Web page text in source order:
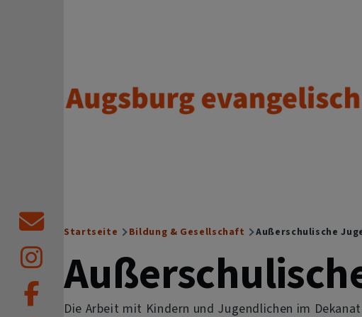
Augsburg evangelisch.
Breadcrumb
Startseite Bildung & Gesellschaft Außerschulische
Die Arbeit mit Kindern und Jugendlichen im